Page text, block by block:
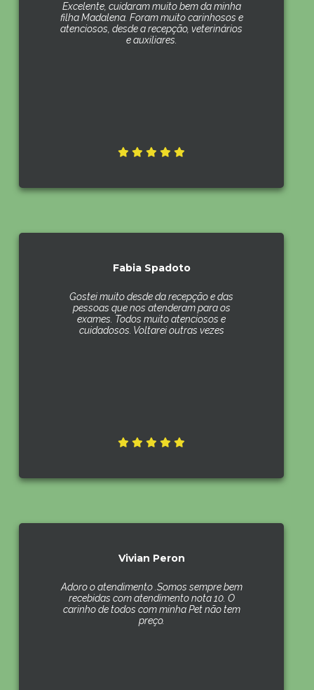
Excelente, cuidaram muito bem da minha
filha Madalena. Foram muito carinhosos e
atenciosos, desde a recepção, veterinários
e auxiliares.
Fabia Spadoto
Gostei muito desde da recepção e das
pessoas que nos atenderam para os
exames. Todos muito atenciosos e
cuidadosos. Voltarei outras vezes
Vivian Peron
Adoro o atendimento .Somos sempre bem
recebidas com atendimento nota 10. O
carinho de todos com minha Pet não tem
preço.